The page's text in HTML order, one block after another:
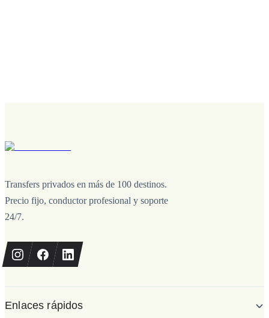
Transfers privados en más de 100 destinos.
Precio fijo, conductor profesional y soporte
24/7.
Enlaces rápidos